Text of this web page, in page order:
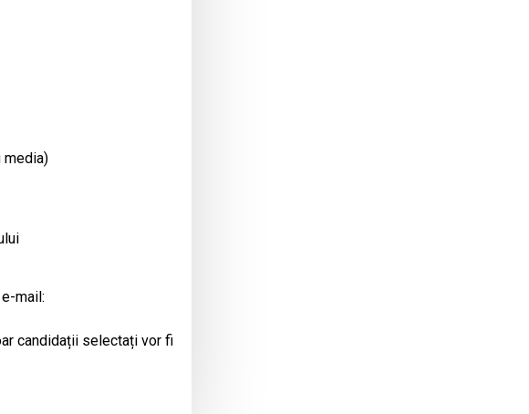
media)
mail:
candidații selectați vor fi